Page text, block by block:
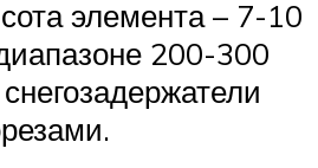
элемента – 7-10
200-300